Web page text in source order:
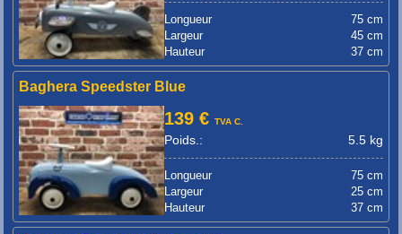
Longueur
75 cm
Largeur
45 cm
Hauteur
37 cm
Baghera Speedster Blue
139 €TVA C.
Poids.: 5.5 kg
Longueur
75 cm
Largeur
25 cm
Hauteur
37 cm